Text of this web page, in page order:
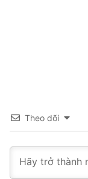
Theo dõi